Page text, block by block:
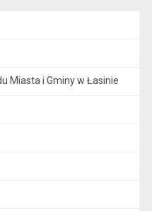
Miasta i Gminy w Łasinie